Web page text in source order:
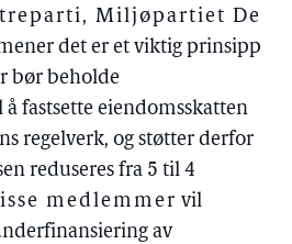
Miljøpartiet De
det er et viktig prinsipp
bør beholde
fastsette eiendomsskatten
regelverk, og støtter derfor
reduseres fra 5 til 4
medlemmer vil
av